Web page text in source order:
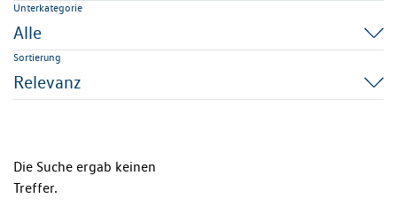
Unterkategorie
Alle
Sortierung
Relevanz
Die Suche ergab keinen
Treffer.